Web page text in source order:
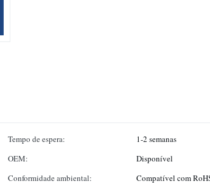
Tempo de espera:
1-2 semanas
OEM:
Disponível
Conformidade ambiental:
Compatível com